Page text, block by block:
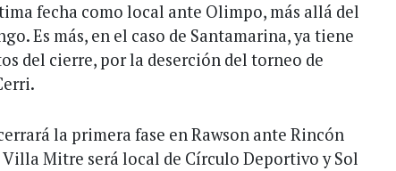
fecha como local ante Olimpo, más allá del
Es más, en el caso de Santamarina, ya tiene
del cierre, por la deserción del torneo de
la primera fase en Rawson ante Rincón
Villa Mitre será local de Círculo Deportivo y Sol